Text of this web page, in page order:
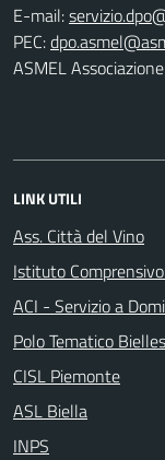
E-mail:
PEC:
ASMEL Associazione
LINK UTILI
Ass. Città del Vino
Istituto
ACI - Servizio a
Polo Tematico
CISL Piemonte
ASL Biella
INPS